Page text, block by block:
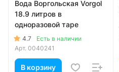
Вода Воргольская Vorgol
18.9 литров в
одноразовой таре
4.7
Есть в наличии
Арт. 0040241
В корзину